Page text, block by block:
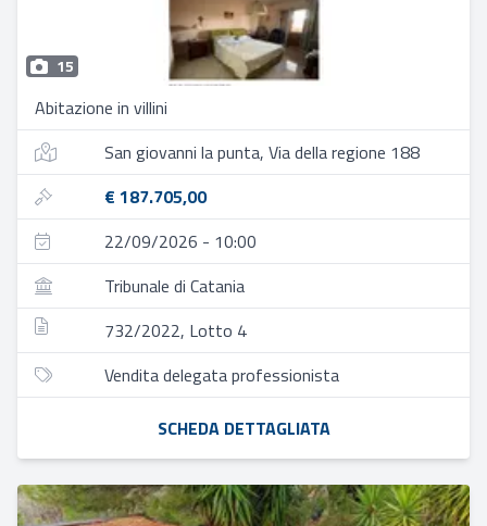
15
Abitazione in villini
San giovanni la punta, Via della regione 188
€ 187.705,00
22/09/2026 - 10:00
Tribunale di Catania
732/2022, Lotto 4
Vendita delegata professionista
SCHEDA DETTAGLIATA